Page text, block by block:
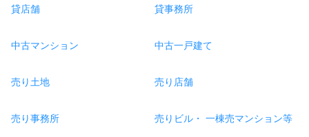
貸店舗 貸事務所
中古マンション 中古一戸建て
売り土地 売り店舗
売り事務所 売りビル・ 一棟売マンション等